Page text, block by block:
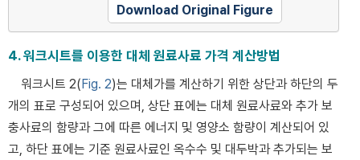
Download Original Figure
4. 워크시트를 이용한 대체 원료사료 가격 계산방법
워크시트 2(Fig. 2)는 대체가를 계산하기 위한 상단과 하단의 두
개의 표로 구성되어 있으며, 상단 표에는 대체 원료사료와 추가 보
충사료의 함량과 그에 따른 에너지 및 영양소 함량이 계산되어 있
고, 하단 표에는 기준 원료사료인 옥수수 및 대두박과 추가되는 보